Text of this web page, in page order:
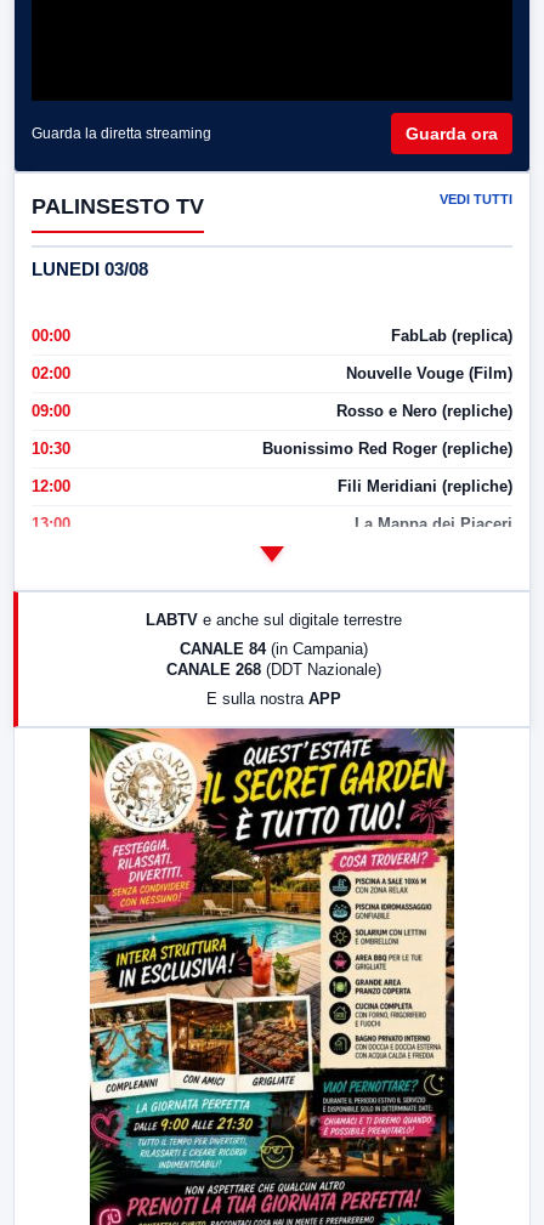
Guarda la diretta streaming Guarda ora
PALINSESTO TV VEDI TUTTI
LUNEDI 03/08
00:00 FabLab (replica)
02:00 Nouvelle Vouge (Film)
09:00 Rosso e Nero (repliche)
10:30 Buonissimo Red Roger (repliche)
12:00 Fili Meridiani (repliche)
13:00 La Mappa dei Piaceri
17:00 LabNews (replica)
LabNews (replica)
LABTV e anche sul digitale terrestre
CANALE 84 (in Campania)
CANALE 268 (DDT Nazionale)
E sulla nostra APP